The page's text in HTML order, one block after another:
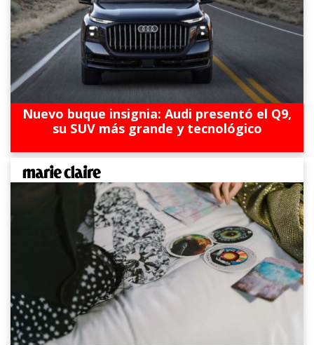
Nuevo buque insignia: Audi presentó el Q9,
su SUV más grande y tecnológico